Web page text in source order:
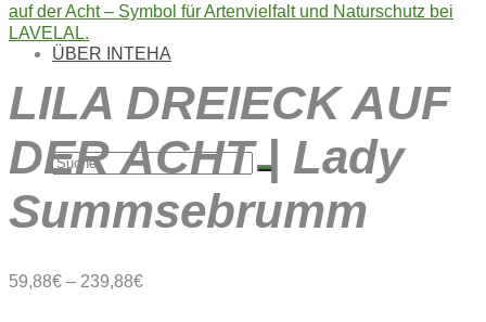
ÜBER INTEHA
Suche
LILA DREIECK AUF
DER ACHT | Lady
Summsebrumm
59,88€ – 239,88€